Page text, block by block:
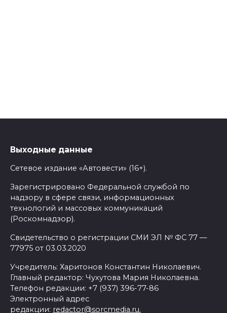
Выходные данные
Сетевое издание «Автовести» (16+).
Зарегистрировано Федеральной службой по
надзору в сфере связи, информационных
технологий и массовых коммуникаций
(Роскомнадзор).
Свидетельство о регистрации СМИ ЭЛ № ФС 77 —
77975 от 03.03.2020
Учредитель: Харитонов Константин Николаевич.
Главный редактор: Чухутова Мария Николаевна.
Телефон редакции: +7 (937) 396-77-86
Электронный адрес
редакции: redactor@sorcmedia.ru.